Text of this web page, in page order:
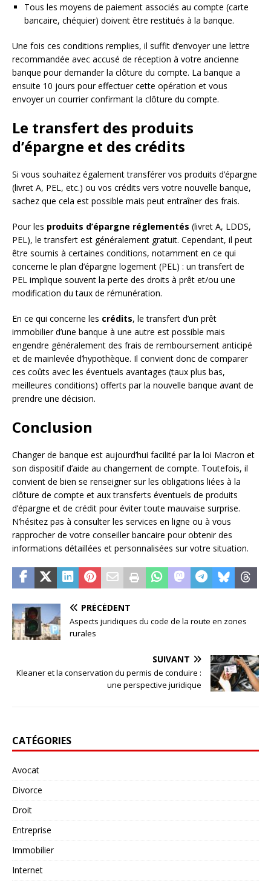
Tous les moyens de paiement associés au compte (carte
bancaire, chéquier) doivent être restitués à la banque.
Une fois ces conditions remplies, il suffit d’envoyer une lettre
recommandée avec accusé de réception à votre ancienne
banque pour demander la clôture du compte. La banque a
ensuite 10 jours pour effectuer cette opération et vous
envoyer un courrier confirmant la clôture du compte.
Le transfert des produits
d’épargne et des crédits
Si vous souhaitez également transférer vos produits d’épargne
(livret A, PEL, etc.) ou vos crédits vers votre nouvelle banque,
sachez que cela est possible mais peut entraîner des frais.
Pour les produits d’épargne réglementés (livret A, LDDS,
PEL), le transfert est généralement gratuit. Cependant, il peut
être soumis à certaines conditions, notamment en ce qui
concerne le plan d’épargne logement (PEL) : un transfert de
PEL implique souvent la perte des droits à prêt et/ou une
modification du taux de rémunération.
En ce qui concerne les crédits, le transfert d’un prêt
immobilier d’une banque à une autre est possible mais
engendre généralement des frais de remboursement anticipé
et de mainlevée d’hypothèque. Il convient donc de comparer
ces coûts avec les éventuels avantages (taux plus bas,
meilleures conditions) offerts par la nouvelle banque avant de
prendre une décision.
Conclusion
Changer de banque est aujourd’hui facilité par la loi Macron et
son dispositif d’aide au changement de compte. Toutefois, il
convient de bien se renseigner sur les obligations liées à la
clôture de compte et aux transferts éventuels de produits
d’épargne et de crédit pour éviter toute mauvaise surprise.
N’hésitez pas à consulter les services en ligne ou à vous
rapprocher de votre conseiller bancaire pour obtenir des
informations détaillées et personnalisées sur votre situation.
PRÉCÉDENT
Aspects juridiques du code de la route en zones
rurales
SUIVANT
Kleaner et la conservation du permis de conduire :
une perspective juridique
CATÉGORIES
Avocat
Divorce
Droit
Entreprise
Immobilier
Internet